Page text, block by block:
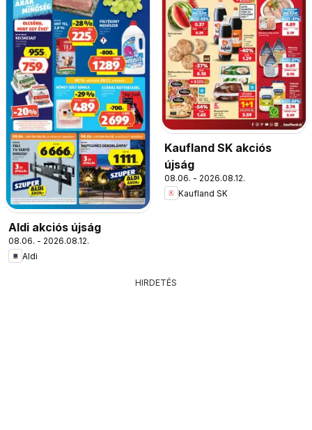
Aldi akciós újság
08.06. - 2026.08.12.
Aldi
Kaufland SK akciós
újság
08.06. - 2026.08.12.
Kaufland SK
HIRDETÉS